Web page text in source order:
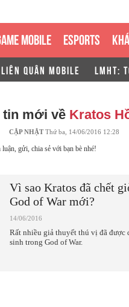
MOBILE ESPORTS
LIÊN QUÂN MOBILE LMHT:
tin mới về Kratos
CẬP NHẬTThứ ba, 14/06/2016 12:28
gửi, chia sẻ với bạn bè nhé!
Vì sao Kratos đã chết
God of War mới?
14/06/2016
Rất nhiều giả thuyết thú vị đã được
sinh trong God of War.